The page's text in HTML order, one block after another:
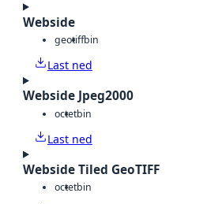
Webside
geotiffbin
Last ned
Webside Jpeg2000
octetbin
Last ned
Webside Tiled GeoTIFF
octetbin